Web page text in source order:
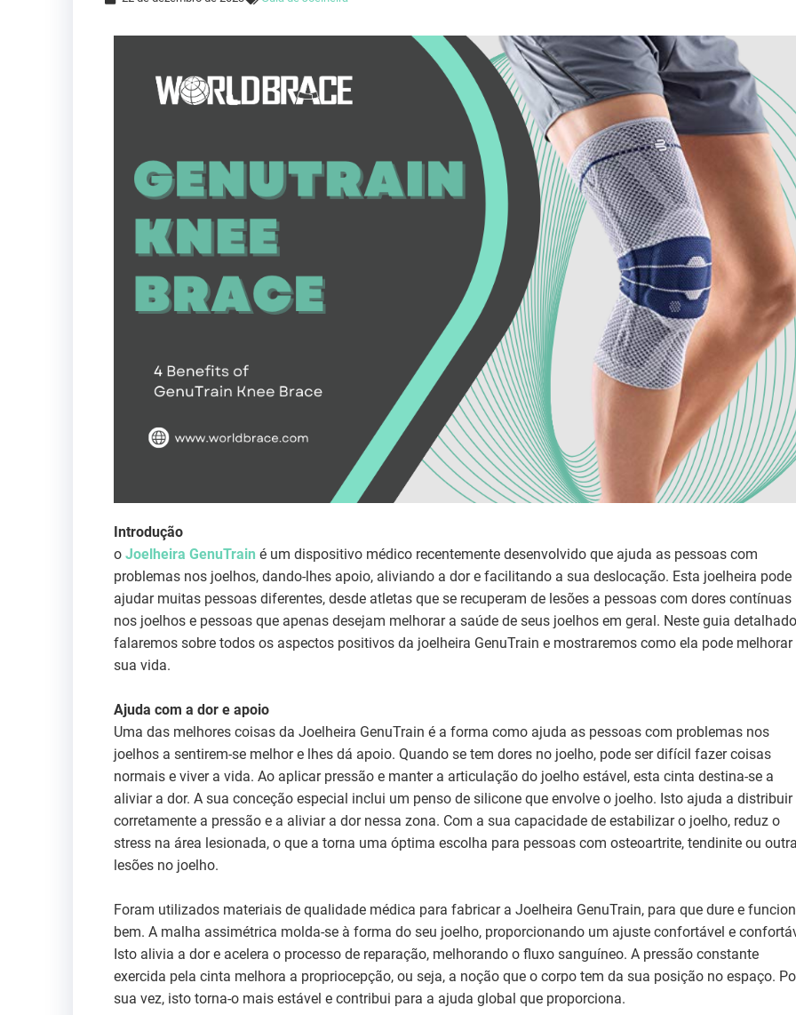
Introdução
o Joelheira GenuTrain é um dispositivo médico recentemente desenvolvido que ajuda as pessoas com
problemas nos joelhos, dando-lhes apoio, aliviando a dor e facilitando a sua deslocação. Esta joelheira pode
ajudar muitas pessoas diferentes, desde atletas que se recuperam de lesões a pessoas com dores contínuas
nos joelhos e pessoas que apenas desejam melhorar a saúde de seus joelhos em geral. Neste guia
falaremos sobre todos os aspectos positivos da joelheira GenuTrain e mostraremos como ela pode melhorar
sua vida.
Ajuda com a dor e apoio
Uma das melhores coisas da Joelheira GenuTrain é a forma como ajuda as pessoas com problemas nos
joelhos a sentirem-se melhor e lhes dá apoio. Quando se tem dores no joelho, pode ser difícil fazer coisas
normais e viver a vida. Ao aplicar pressão e manter a articulação do joelho estável, esta cinta destina-se a
aliviar a dor. A sua conceção especial inclui um penso de silicone que envolve o joelho. Isto ajuda a distribuir
corretamente a pressão e a aliviar a dor nessa zona. Com a sua capacidade de estabilizar o joelho, reduz o
stress na área lesionada, o que a torna uma óptima escolha para pessoas com osteoartrite, tendinite ou
lesões no joelho.
Foram utilizados materiais de qualidade médica para fabricar a Joelheira GenuTrain, para que dure e
bem. A malha assimétrica molda-se à forma do seu joelho, proporcionando um ajuste confortável e
Isto alivia a dor e acelera o processo de reparação, melhorando o fluxo sanguíneo. A pressão constante
exercida pela cinta melhora a propriocepção, ou seja, a noção que o corpo tem da sua posição no espaço.
sua vez, isto torna-o mais estável e contribui para a ajuda global que proporciona.